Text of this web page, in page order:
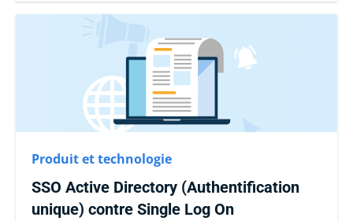
Produit et technologie
SSO Active Directory (Authentification
unique) contre Single Log On